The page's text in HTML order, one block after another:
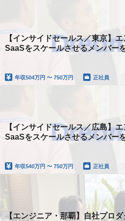
【インサイドセールス／東京】
SaaSをスケールさせるメンバー
年収504万円 〜 750万円 正社員
【インサイドセールス／広島】
SaaSをスケールさせるメンバー
年収540万円 〜 750万円 正社員
【エンジニア・那覇】自社プロ